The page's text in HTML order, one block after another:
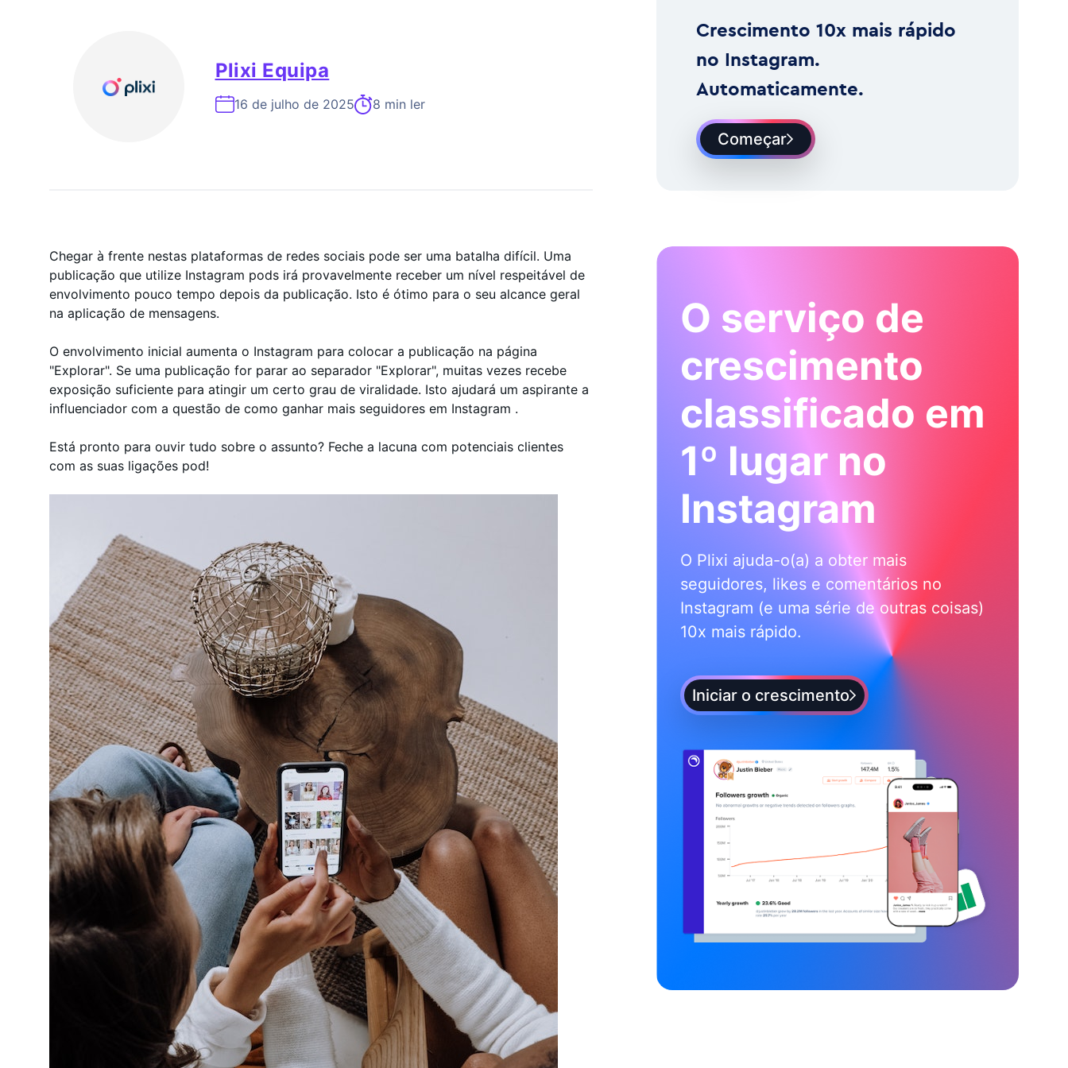
Plixi Equipa
16 de julho de 2025 8 min ler
Crescimento 10x mais rápido
no Instagram.
Automaticamente.
Começar
Chegar à frente nestas plataformas de redes sociais pode ser uma batalha difícil. Uma
publicação que utilize Instagram pods irá provavelmente receber um nível respeitável de
envolvimento pouco tempo depois da publicação. Isto é ótimo para o seu alcance geral
na aplicação de mensagens.
O envolvimento inicial aumenta o Instagram para colocar a publicação na página
"Explorar". Se uma publicação for parar ao separador "Explorar", muitas vezes recebe
exposição suficiente para atingir um certo grau de viralidade. Isto ajudará um aspirante a
influenciador com a questão de como ganhar mais seguidores em Instagram .
Está pronto para ouvir tudo sobre o assunto? Feche a lacuna com potenciais clientes
com as suas ligações pod!
O serviço de
crescimento
classificado em
1º lugar no
Instagram
O Plixi ajuda-o(a) a obter mais
seguidores, likes e comentários no
Instagram (e uma série de outras coisas)
10x mais rápido.
Iniciar o crescimento